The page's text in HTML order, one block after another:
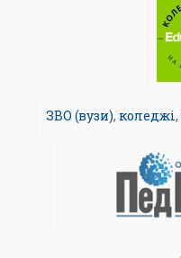
ЗВО (вузи), коледжі,